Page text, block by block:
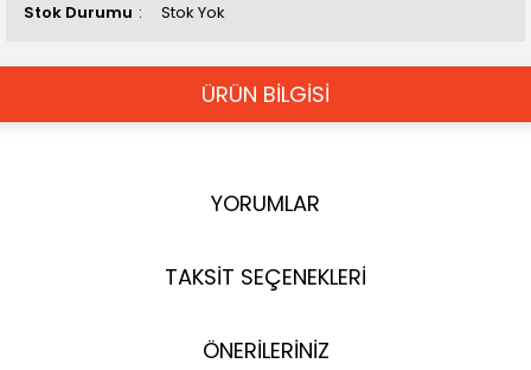
Stok Durumu Stok Yok
ÜRÜN BİLGİSİ
YORUMLAR
TAKSİT SEÇENEKLERİ
ÖNERİLERİNİZ